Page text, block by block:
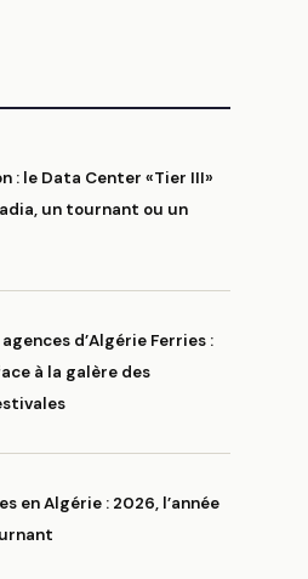
: le Data Center «Tier III»
un tournant ou un
d’Algérie Ferries :
à la galère des
en Algérie : 2026, l’année